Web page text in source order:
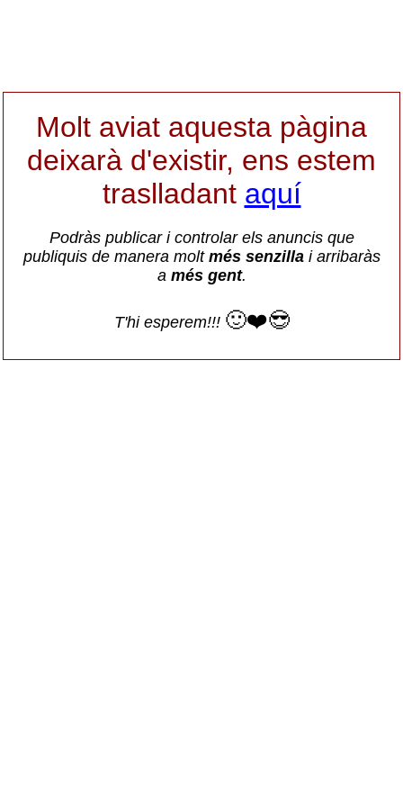
Molt aviat aquesta pàgina
deixarà d'existir, ens estem
traslladant aquí
Podràs publicar i controlar els anuncis que
publiquis de manera molt més senzillai arribaràs
a més gent.
T'hi esperem!!! 🙂❤️😎